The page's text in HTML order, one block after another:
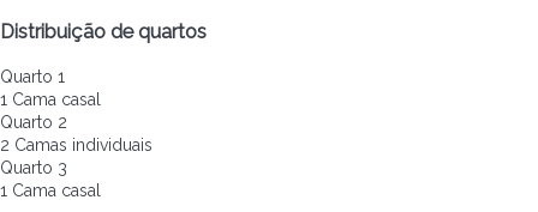
Distribuição de quartos
Quarto 1
1 Cama casal
Quarto 2
2 Camas individuais
Quarto 3
1 Cama casal